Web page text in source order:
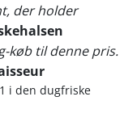
der holder
køb til denne pris.
i den dugfriske